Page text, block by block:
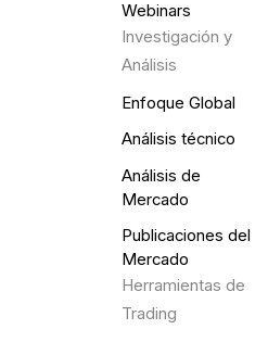
Webinars
Investigación y
Análisis
Enfoque Global
Análisis técnico
Análisis de
Mercado
Publicaciones del
Mercado
Herramientas de
Trading